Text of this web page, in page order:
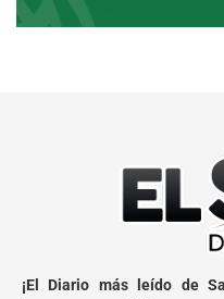
¡El Diario más leído de